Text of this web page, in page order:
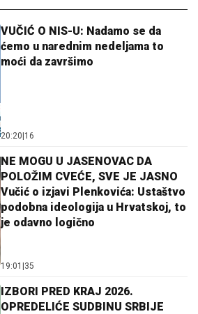
VUČIĆ O NIS-U: Nadamo se da
ćemo u narednim nedeljama to
moći da završimo
20:20 16
NE MOGU U JASENOVAC DA
POLOŽIM CVEĆE, SVE JE JASNO
Vučić o izjavi Plenkovića: Ustaštvo
podobna ideologija u Hrvatskoj, to
je odavno logično
19:01 35
IZBORI PRED KRAJ 2026.
OPREDELIĆE SUDBINU SRBIJE